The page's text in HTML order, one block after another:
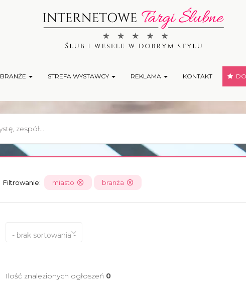
BRANŻE STREFA WYSTAWCY REKLAMA KONTAKT
Filtrowanie: miasto branża
- brak sortowania -
Ilość znalezionych ogłoszeń 0